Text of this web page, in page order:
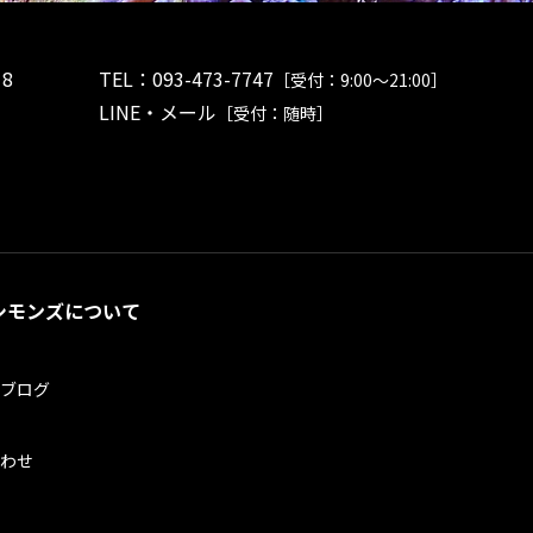
TEL： 093-473-7747 ［受付：9:00～21:00］
LINE・メール ［受付：随時］
モンズについて
ログ
せ